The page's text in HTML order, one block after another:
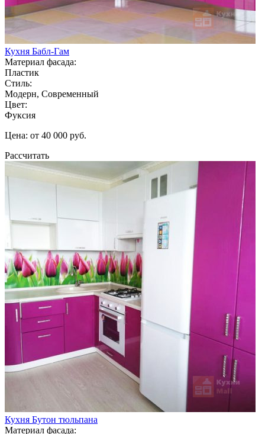
Кухня Бабл-Гам
Материал фасада:
Пластик
Стиль:
Модерн, Современный
Цвет:
Фуксия
Цена: от 40 000 руб.
Рассчитать
Кухня Бутон тюльпана
Материал фасада: